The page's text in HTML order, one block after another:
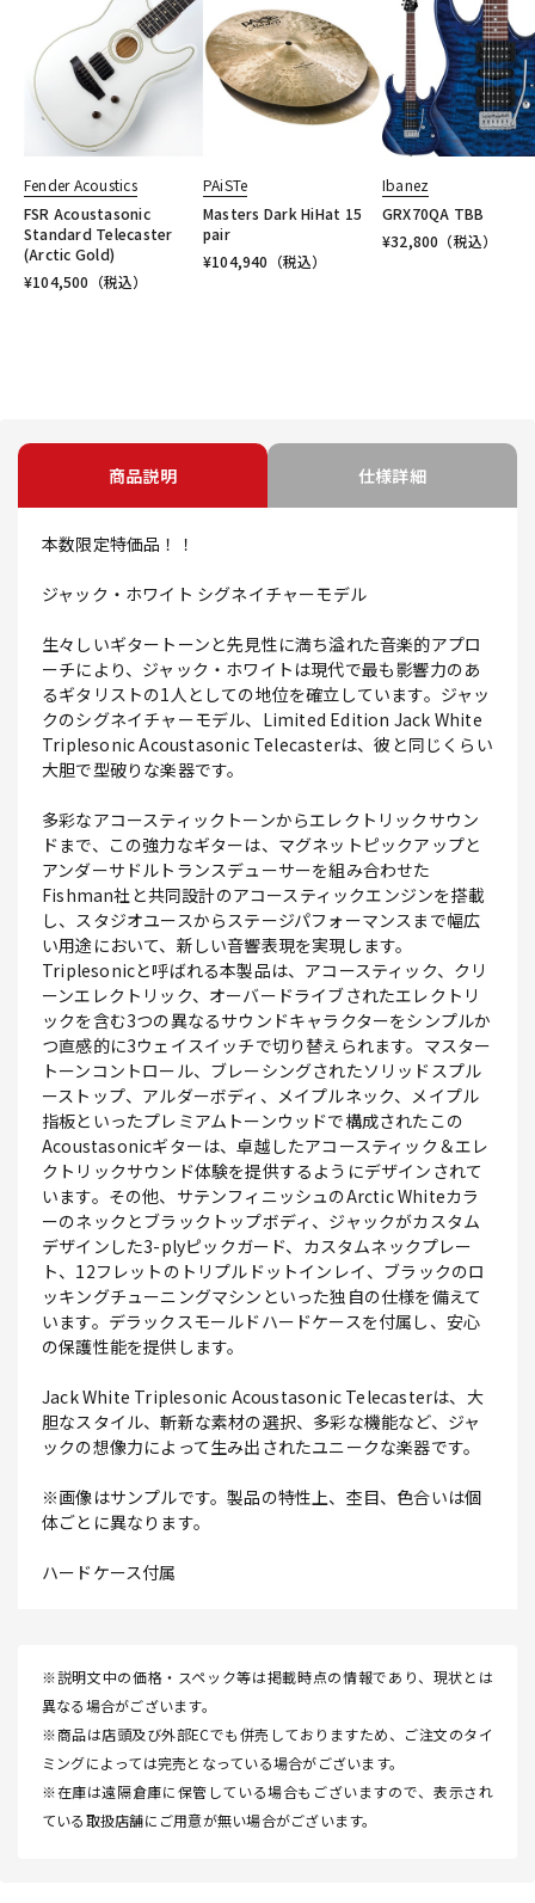
Fender Acoustics
FSR Acoustasonic
Standard Telecaster
(Arctic Gold)
¥104,500 （税込）
PAiSTe
Masters Dark HiHat 15
pair
¥104,940 （税込）
Ibanez
GRX70QA TBB
¥32,800 （税込）
商品説明 仕様詳細
本数限定特価品！！
ジャック・ホワイト シグネイチャーモデル
生々しいギタートーンと先見性に満ち溢れた音楽的アプロ
ーチにより、ジャック・ホワイトは現代で最も影響力のあ
るギタリストの1人としての地位を確立しています。ジャッ
クのシグネイチャーモデル、Limited Edition Jack White
Triplesonic Acoustasonic Telecasterは、彼と同じくらい
大胆で型破りな楽器です。
多彩なアコースティックトーンからエレクトリックサウン
ドまで、この強力なギターは、マグネットピックアップと
アンダーサドルトランスデューサーを組み合わせた
Fishman社と共同設計のアコースティックエンジンを搭載
し、スタジオユースからステージパフォーマンスまで幅広
い用途において、新しい音響表現を実現します。
Triplesonicと呼ばれる本製品は、アコースティック、クリ
ーンエレクトリック、オーバードライブされたエレクトリ
ックを含む3つの異なるサウンドキャラクターをシンプルか
つ直感的に3ウェイスイッチで切り替えられます。マスター
トーンコントロール、ブレーシングされたソリッドスプル
ーストップ、アルダーボディ、メイプルネック、メイプル
指板といったプレミアムトーンウッドで構成されたこの
Acoustasonicギターは、卓越したアコースティック＆エレ
クトリックサウンド体験を提供するようにデザインされて
います。その他、サテンフィニッシュのArctic Whiteカラ
ーのネックとブラックトップボディ、ジャックがカスタム
デザインした3-plyピックガード、カスタムネックプレー
ト、12フレットのトリプルドットインレイ、ブラックのロ
ッキングチューニングマシンといった独自の仕様を備えて
います。デラックスモールドハードケースを付属し、安心
の保護性能を提供します。
Jack White Triplesonic Acoustasonic Telecasterは、大
胆なスタイル、斬新な素材の選択、多彩な機能など、ジャ
ックの想像力によって生み出されたユニークな楽器です。
※画像はサンプルです。製品の特性上、杢目、色合いは個
体ごとに異なります。
ハードケース付属
※説明文中の価格・スペック等は掲載時点の情報であり、現状とは
異なる場合がございます。
※商品は店頭及び外部ECでも併売しておりますため、ご注文のタイ
ミングによっては完売となっている場合がございます。
※在庫は遠隔倉庫に保管している場合もございますので、表示され
ている取扱店舗にご用意が無い場合がございます。